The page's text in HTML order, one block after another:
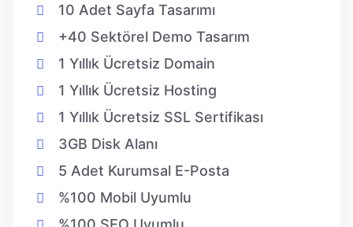
10 Adet Sayfa Tasarımı
+40 Sektörel Demo Tasarım
1 Yıllık Ücretsiz Domain
1 Yıllık Ücretsiz Hosting
1 Yıllık Ücretsiz SSL Sertifikası
3GB Disk Alanı
5 Adet Kurumsal E-Posta
%100 Mobil Uyumlu